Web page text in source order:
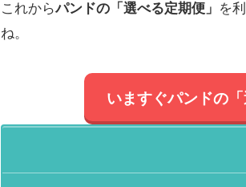
これからパンドの「選べる定期便」 を
ね。
いますぐパンドの「